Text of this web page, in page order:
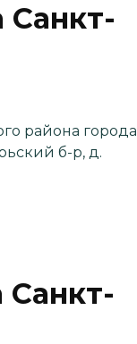
района города
б-р, д.